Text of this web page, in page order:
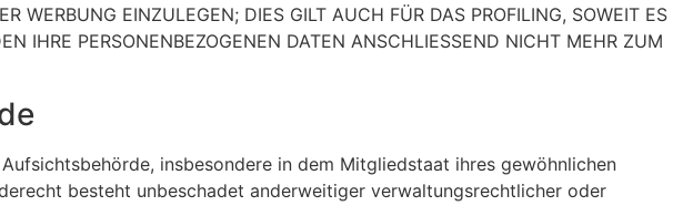
WERBUNG EINZULEGEN; DIES GILT AUCH FÜR DAS PROFILING, SOWEIT ES
IHRE PERSONENBEZOGENEN DATEN ANSCHLIESSEND NICHT MEHR ZUM
insbesondere in dem Mitgliedstaat ihres gewöhnlichen
besteht unbeschadet anderweitiger verwaltungsrechtlicher oder